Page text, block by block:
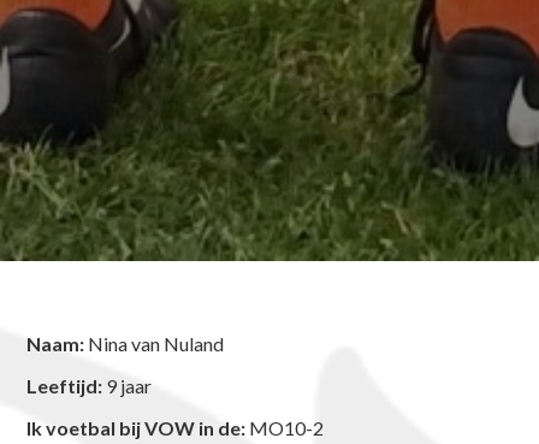
Naam: Nina van Nuland
Leeftijd: 9 jaar
Ik voetbal bij VOW in de: MO10-2